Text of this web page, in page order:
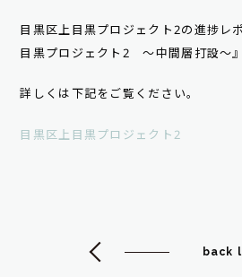
目黒区上目黒プロジェクト2の進捗レ
目黒プロジェクト2 ～中間層打設～
詳しくは下記をご覧ください。
目黒区上目黒プロジェクト2
back